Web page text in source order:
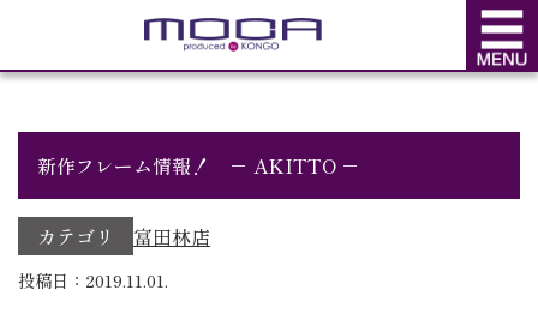
BLOG
新作フレーム情報！ － AKITTO －
カテゴリ 富田林店
投稿日：2019.11.01.